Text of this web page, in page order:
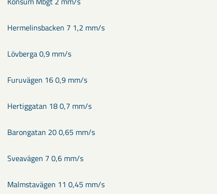
Hermelinsbacken 7 1,2 mm/s
Lövberga 0,9 mm/s
Furuvägen 16 0,9 mm/s
Hertiggatan 18 0,7 mm/s
Barongatan 20 0,65 mm/s
Sveavägen 7 0,6 mm/s
Malmstavägen 11 0,45 mm/s